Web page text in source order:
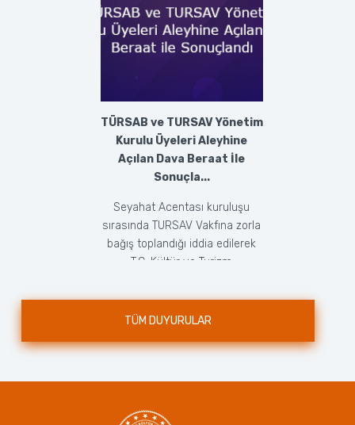
TÜRSAB ve TURSAV Yönetim
Kurulu Üyeleri Aleyhine
Açılan Dava Beraat İle
Sonuçla...
Seyahat Acentası kuruluşu
sırasında TURSAV Vakfına zorla
bağış toplandığı iddia edilerek
T.C. Kültür ve Turizm
TÜM DUYURULAR